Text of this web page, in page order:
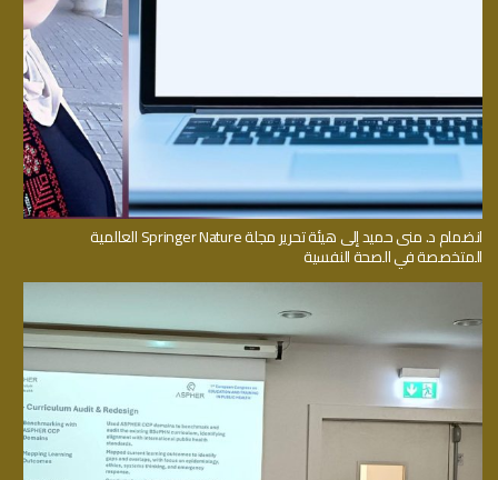
انضمام د. منى حميد إلى هيئة تحرير مجلة Springer Nature العالمية
المتخصصة في الصحة النفسية